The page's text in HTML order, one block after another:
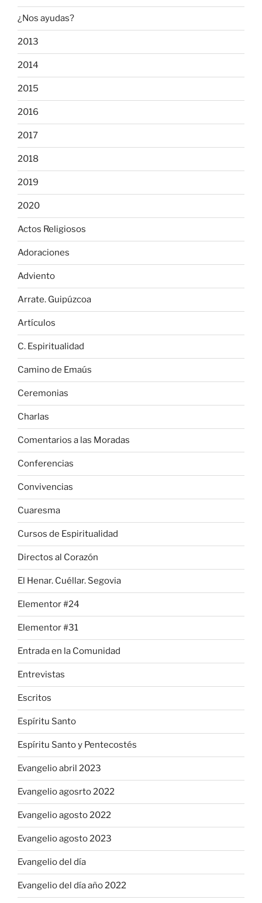
¿Nos ayudas?
2013
2014
2015
2016
2017
2018
2019
2020
Actos Religiosos
Adoraciones
Adviento
Arrate. Guipúzcoa
Artículos
C. Espiritualidad
Camino de Emaús
Ceremonias
Charlas
Comentarios a las Moradas
Conferencias
Convivencias
Cuaresma
Cursos de Espiritualidad
Directos al Corazón
El Henar. Cuéllar. Segovia
Elementor #24
Elementor #31
Entrada en la Comunidad
Entrevistas
Escritos
Espíritu Santo
Espíritu Santo y Pentecostés
Evangelio abril 2023
Evangelio agosrto 2022
Evangelio agosto 2022
Evangelio agosto 2023
Evangelio del día
Evangelio del día año 2022